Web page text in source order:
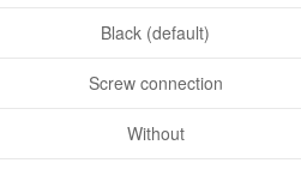
Black (default)
Screw connection
Without